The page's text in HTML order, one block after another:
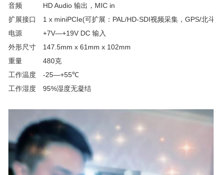
音频
HD Audio 输出，MIC in
扩展接口
1 x miniPCIe(可扩展：PAL/HD-SDI视频采集，GPS/北斗
电源
+7V—+19V DC 输入
外形尺寸
147.5mm x 61mm x 102mm
重量
480克
工作温度
-25—+55℃
工作湿度
95%湿度无凝结